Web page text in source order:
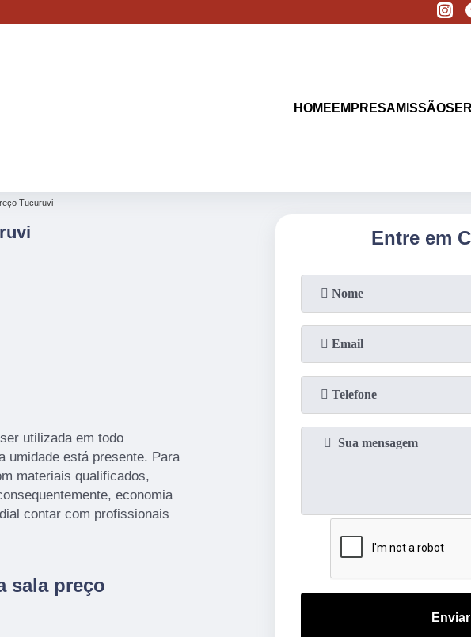
2513-9132
HOME EMPRESA MISSÃO
Tucuruvi
utilizada em todo
umidade está presente. Para
materiais qualificados,
economia
contar com profissionais
sala preço
Entre em
Enviar